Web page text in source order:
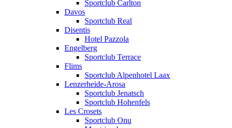
Sportclub Carlton
Davos
Sportclub Real
Disentis
Hotel Pazzola
Engelberg
Sportclub Terrace
Flims
Sportclub Alpenhotel Laax
Lenzerheide-Arosa
Sportclub Jenatsch
Sportclub Hohenfels
Les Crosets
Sportclub Onu